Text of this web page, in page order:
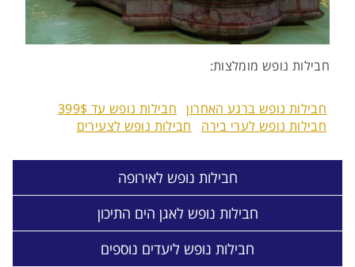
חבילות נופש מומלצות:
חבילות נופש ברגע האחרון
חבילות נופש עד 399$
חבילות נופש לערי בירה
חבילות נופש לצעירים
חבילות נופש לאירופה
חבילות נופש לאגן הים התיכון
חבילות נופש ליעדים נוספים